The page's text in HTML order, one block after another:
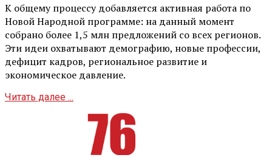
К общему процессу добавляется активная работа по
Новой Народной программе: на данный момент
собрано более 1,5 млн предложений со всех регионов.
Эти идеи охватывают демографию, новые профессии,
дефицит кадров, региональное развитие и
экономическое давление.
Читать далее ...